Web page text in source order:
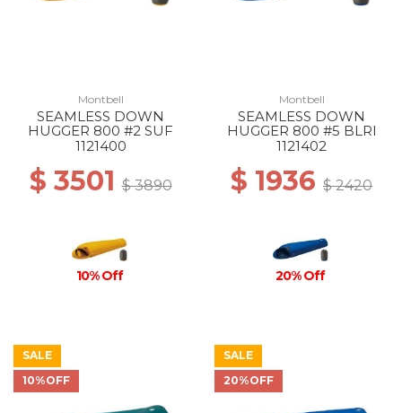
Montbell
SEAMLESS DOWN
HUGGER 800 #2 SUF
1121400
$ 3501$ 3890
10% Off
Montbell
SEAMLESS DOWN
HUGGER 800 #5 BLRI
1121402
$ 1936 $ 2420
20% Off
SALE
10%OFF
SALE
20%OFF